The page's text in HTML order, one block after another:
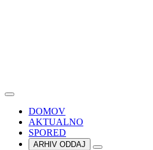
DOMOV
AKTUALNO
SPORED
ARHIV ODDAJ